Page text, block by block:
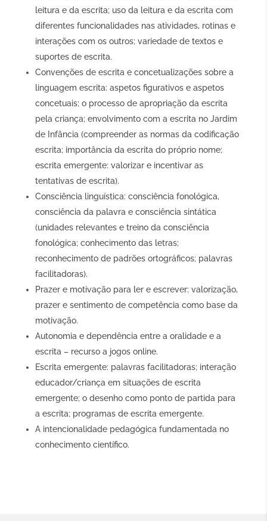
leitura e da escrita; uso da leitura e da escrita com
diferentes funcionalidades nas atividades, rotinas e
interações com os outros; variedade de textos e
suportes de escrita.
Convenções de escrita e concetualizações sobre a
linguagem escrita: aspetos figurativos e aspetos
concetuais; o processo de apropriação da escrita
pela criança; envolvimento com a escrita no Jardim
de Infância (compreender as normas da codificação
escrita; importância da escrita do próprio nome;
escrita emergente: valorizar e incentivar as
tentativas de escrita).
Consciência linguística: consciência fonológica,
consciência da palavra e consciência sintática
(unidades relevantes e treino da consciência
fonológica; conhecimento das letras;
reconhecimento de padrões ortográficos; palavras
facilitadoras).
Prazer e motivação para ler e escrever: valorização,
prazer e sentimento de competência como base da
motivação.
Autonomia e dependência entre a oralidade e a
escrita – recurso a jogos online.
Escrita emergente: palavras facilitadoras; interação
educador/criança em situações de escrita
emergente; o desenho como ponto de partida para
a escrita; programas de escrita emergente.
A intencionalidade pedagógica fundamentada no
conhecimento científico.